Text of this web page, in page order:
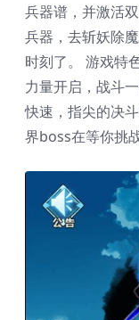
兵器谱，并激活
兵器，去斩妖除
时刻了。 游戏特
力量开启，战斗
快速，指尖的决
界boss在等你挑